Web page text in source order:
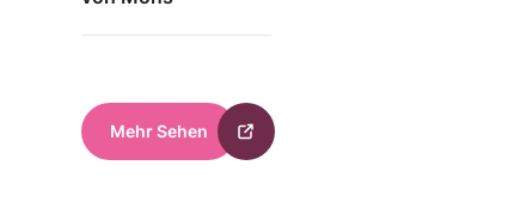
Mehr Sehen